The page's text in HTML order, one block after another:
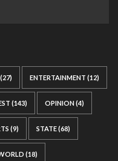
(27) ENTERTAINMENT (12)
(143) OPINION(4)
(9) STATE(68)
(18)